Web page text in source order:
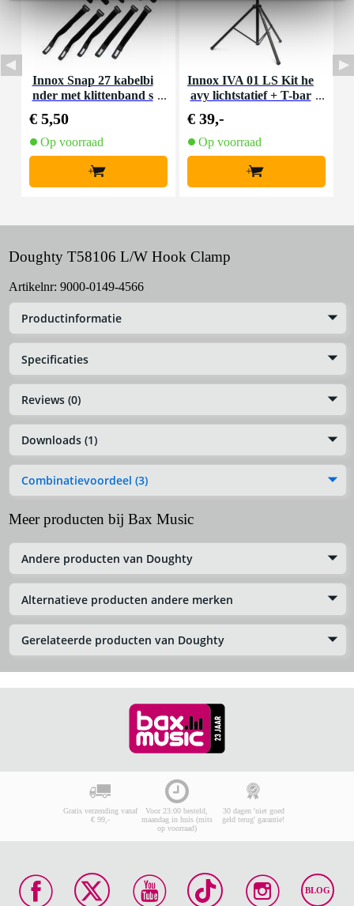
Innox Snap 27 kabelbi
nder met klittenband s
€ 5,50
Op voorraad
+
Innox IVA 01 LS Kit he
avy lichtstatief + T-bar
€ 39,-
Op voorraad
+
Doughty T58106 L/W Hook Clamp
Artikelnr: 9000-0149-4566
Productinformatie
Specificaties
Reviews (0)
Downloads (1)
Combinatievoordeel (3)
Meer producten bij Bax Music
Andere producten van Doughty
Alternatieve producten andere merken
Gerelateerde producten van Doughty
Gratis verzending vanaf
€ 99,-
Voor 23:00 besteld,
maandag in huis (mits
op voorraad)
30 dagen 'niet goed
geld terug' garantie!
BLOG